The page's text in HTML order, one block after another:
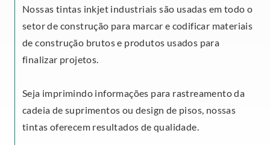
Nossas tintas inkjet industriais são usadas em todo o
setor de construção para marcar e codificar materiais
de construção brutos e produtos usados para
finalizar projetos.
Seja imprimindo informações para rastreamento da
cadeia de suprimentos ou design de pisos, nossas
tintas oferecem resultados de qualidade.